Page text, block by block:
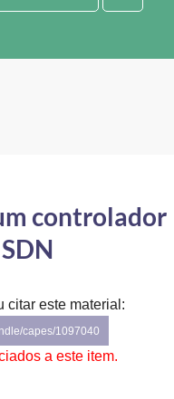
controlador
citar este material:
capes/1097040
a este item.